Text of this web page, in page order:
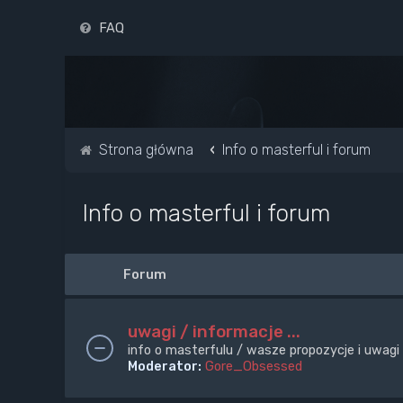
FAQ
Strona główna Info o masterful i forum
Info o masterful i forum
Forum
uwagi / informacje ...
info o masterfulu / wasze propozycje i uwagi
Moderator: Gore_Obsessed